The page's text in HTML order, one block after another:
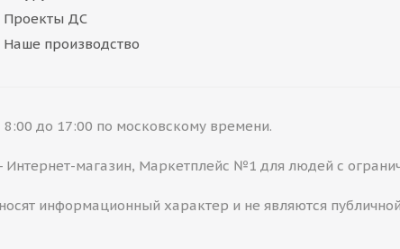
Проекты ДС
Наше производство
до 17:00 по московскому времени.
- Интернет-магазин, Маркетплейс №1 для людей с
информационный характер и не являются